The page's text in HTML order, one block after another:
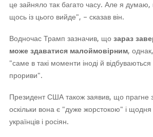
це зайняло так багато часу. Але я
щось із цього вийде", – сказав він.
Водночас Трамп зазначив, що зараз
може здаватися малоймовірним,
"саме в такі моменти іноді й відбуваються
прориви".
Президент США також заявив, що прагне
оскільки вона є "дуже жорстокою" і щодня
українців і росіян.